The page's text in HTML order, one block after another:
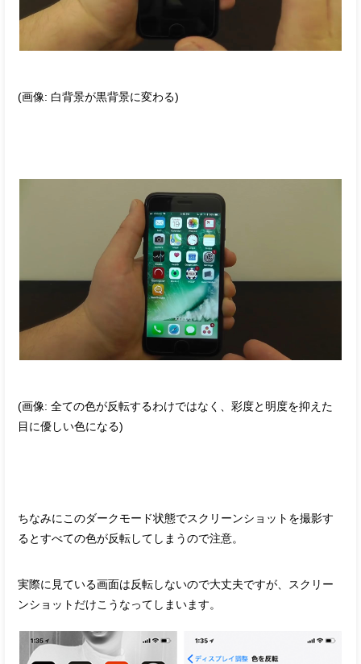
(画像: 白背景が黒背景に変わる)
(画像: 全ての色が反転するわけではなく、彩度と明度を抑えた
目に優しい色になる)
ちなみにこのダークモード状態でスクリーンショットを撮影す
るとすべての色が反転してしまうので注意。
実際に見ている画面は反転しないので大丈夫ですが、スクリー
ンショットだけこうなってしまいます。